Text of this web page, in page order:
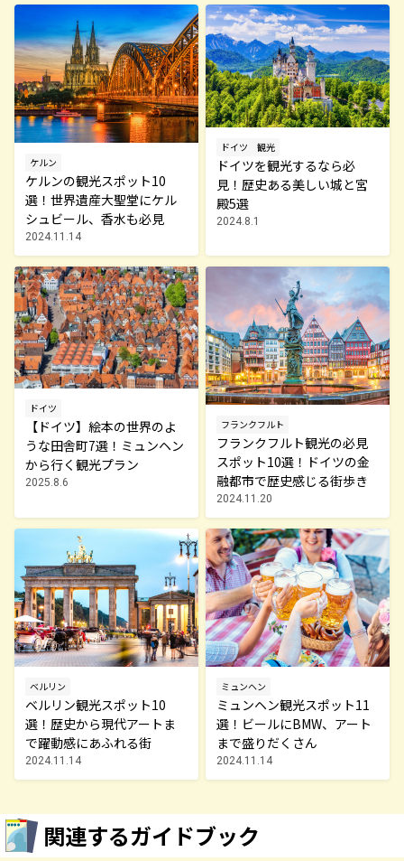
ケルン
ケルンの観光スポット10
選！世界遺産大聖堂にケル
シュビール、香水も必見
2024.11.14
ドイツ 観光
ドイツを観光するなら必
見！歴史ある美しい城と宮
殿5選
2024.8.1
ドイツ
【ドイツ】絵本の世界のよ
うな田舎町7選！ミュンヘン
から行く観光プラン
2025.8.6
フランクフルト
フランクフルト観光の必見
スポット10選！ドイツの金
融都市で歴史感じる街歩き
2024.11.20
ベルリン
ベルリン観光スポット10
選！歴史から現代アートま
で躍動感にあふれる街
2024.11.14
ミュンヘン
ミュンヘン観光スポット11
選！ビールにBMW、アート
まで盛りだくさん
2024.11.14
関連するガイドブック